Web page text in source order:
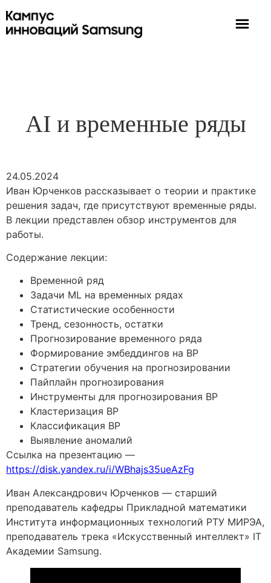
AI и временные ряды
24.05.2024
Иван Юрченков рассказывает о теории и практике
решения задач, где присутствуют временные ряды.
В лекции представлен обзор инструментов для
работы.
Содержание лекции:
Временной ряд
Задачи ML на временных рядах
Статистические особенности
Тренд, сезонность, остатки
Прогнозирование временного ряда
Формирование эмбеддингов на ВР
Стратегии обучения на прогнозировании
Пайплайн прогнозирования
Инструменты для прогнозирования ВР
Кластеризация ВР
Классификация ВР
Выявление аномалий
Ссылка на презентацию —
https://disk.yandex.ru/i/WBhajs35ueAzFg
Иван Александрович Юрченков — старший
преподаватель кафедры Прикладной математики
Института информационных технологий РТУ МИРЭА,
преподаватель трека «Искусственный интеллект» IT
Академии Samsung.